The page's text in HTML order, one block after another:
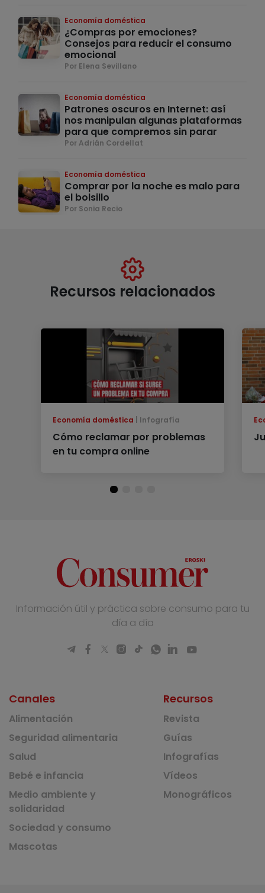
Economía doméstica
¿Compras por emociones?
Consejos para reducir el consumo
emocional
Por Elena Sevillano
Economía doméstica
Patrones oscuros en Internet: así
nos manipulan algunas plataformas
para que compremos sin parar
Por Adrián Cordellat
Economía doméstica
Comprar por la noche es malo para
el bolsillo
Por Sonia Recio
Recursos relacionados
Economía doméstica Infografía
Cómo reclamar por problemas
en tu compra online
Información útil y práctica sobre consumo para tu
día a día
Canales
Alimentación
Seguridad alimentaria
Salud
Bebé e infancia
Medio ambiente y
solidaridad
Sociedad y consumo
Mascotas
Recursos
Revista
Guías
Infografías
Vídeos
Monográficos